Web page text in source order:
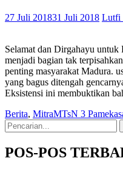
27 Juli 201831 Juli 2018 Lutfi
Selamat dan Dirgahayu untuk
menjadi bagian tak
penting masyarakat Madura.
yang bagus ditengah
Eksistensi ini membuktikan
Berita, MitraMTsN 3
Search
for:
POS-POS